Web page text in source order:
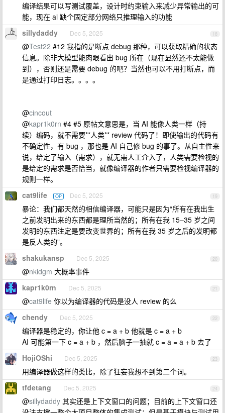
编译结果可以写测试覆盖，设计时约束输入来减少异常输出的可
能，现在 ai 缺个固定部分网络只推理输入的功能
18
sillydaddy Dec 5, 2025
@Test22 #12 我指的是断点 debug 那种，可以获取精确的状态
信息。除非大模型能肉眼看出 bug 所在（现在显然还不太能做
到），否则还是需要 debug 的吧？当然也可以不用打断点，而
是通过打印日志。。。。
@cincout
@kapr1k0rn #4 #5 原帖文意思是，当 AI 能像人类一样（持
续）编码，就不需要**人类** review 代码了！即使输出的代码有
不确定性，有 bug ，那也是 AI 自己修 bug 的事了。从自主性来
说，给定了输入（需求），就无需人工介入了，人类需要检视的
是给定的需求是否恰当，就像编译器的作者只需要检视编译器的
规则一样。
19
cat9life OP Dec 5, 2025
暴论：我们都天然的相信编译器，可能只是因为“所有在我出生
之前发明出来的东西都是理所当然的；所有在我 15–35 岁之间
发明的东西注定是要改变世界的；所有在我 35 岁之后的发明都
是反人类的”。
20
shakukansp Dec 5, 2025
@nkidgm 大概率事件
21
kapr1k0rn Dec 5, 2025
@cat9life 你以为编译器的代码是没人 review 的么
22
chendy Dec 5, 2025
编译器是稳定的，你让他 c = a + b 他就是 c = a + b
AI 可能第一下 c = a + b ，然后脑子一抽就 c = a = a + b 去了
23
HojiOShi Dec 5, 2025
用编译器做这样的类比，除了狂妄我想不到第二个词。
24
tfdetang Dec 5, 2025
@sillydaddy 其实还是上下文窗口的问题；目前的上下文窗口还